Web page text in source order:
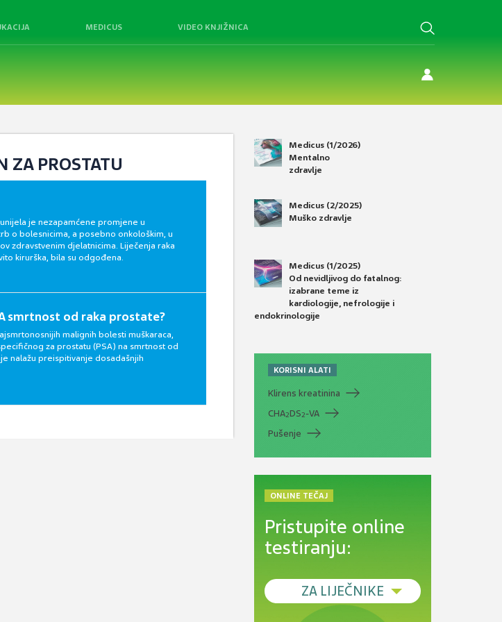
MEDICUS VIDEO KNJIŽNICA
ZA PROSTATU
je nezapamćene promjene u
o bolesnicima, a posebno onkološkim, u
zdravstvenim djelatnicima. Liječenja raka
kirurška, bila su odgođena.
smrtnost od raka prostate?
malignih bolesti muškaraca,
za prostatu (PSA) na smrtnost od
nalažu preispitivanje dosadašnjih
Medicus (1/2026)
Mentalno
zdravlje
Medicus (2/2025)
Muško zdravlje
Medicus (1/2025)
Od nevidljivog do fatalnog:
izabrane teme iz
kardiologije, nefrologije i
endokrinologije
KORISNI ALATI
Klirens kreatinina
CHA2DS2-VA
Pušenje
ONLINE TEČAJ
Pristupite online
testiranju:
ZA LIJEČNIKE